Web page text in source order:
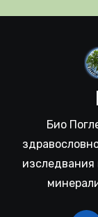
Био